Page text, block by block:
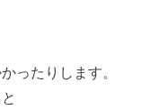
ったりします。